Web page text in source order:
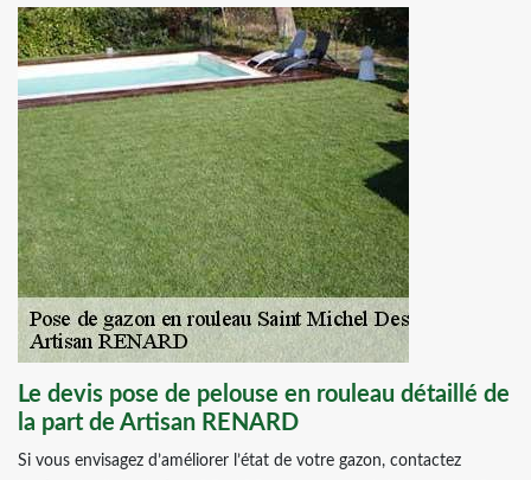
Le devis pose de pelouse en rouleau détaillé de
la part de Artisan RENARD
Si vous envisagez d’améliorer l’état de votre gazon, contactez